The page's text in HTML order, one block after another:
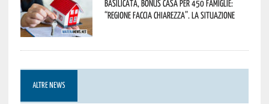
Basilicata, Bonus casa per 450 famiglie:
“Regione faccia chiarezza”. La situazione
ALTRE NEWS